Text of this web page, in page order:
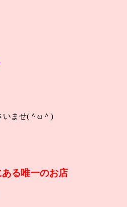
いませ(＾ω＾)
る唯一のお店